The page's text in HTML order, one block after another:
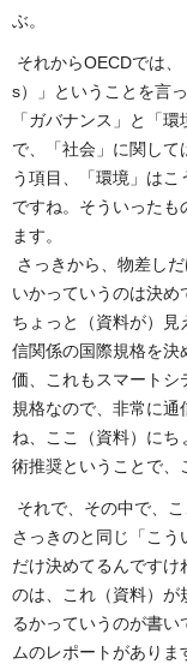
ぶ。
それからOECDでは
s）」ということを言
「ガバナンス」と「
で、「社会」に関し
う項目、「環境」はこ
ですね。そういった
ます。
さっきから、物差し
いかっていうのは決め
ちょっと（資料が）
信関係の国際規格を決
価、これもスマートシ
規格なので、非常に
ね、ここ（資料）に
術推奨ということで、
それで、その中で、
さっきのと同じ「こう
だけ決めてるんですけ
のは、これ（資料）が
るかっていうのが書い
ムのレポートがあり